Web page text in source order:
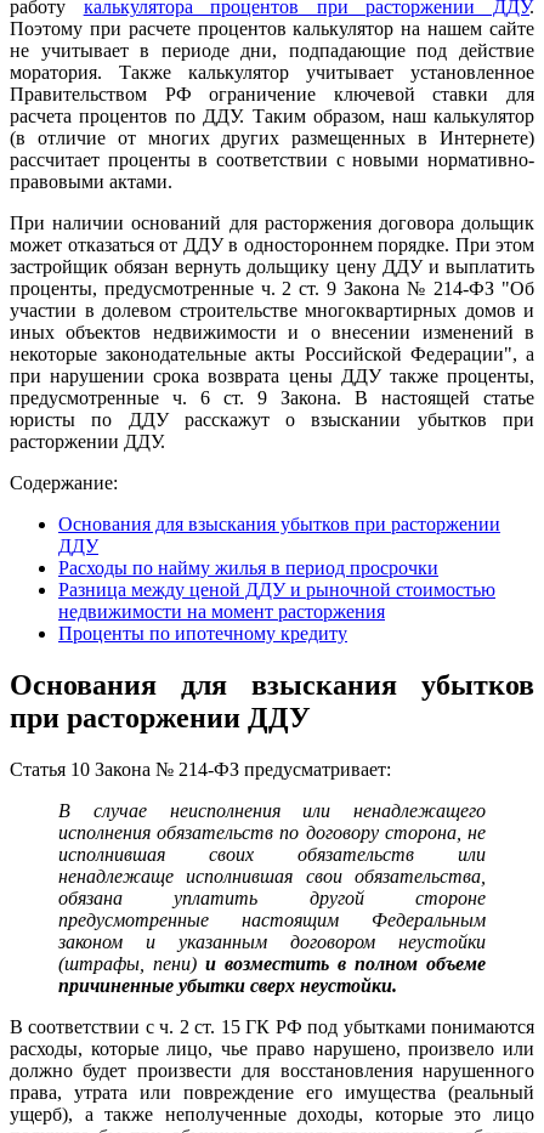
работу калькулятора процентов при расторжении ДДУ.
Поэтому при расчете процентов калькулятор на нашем сайте
не учитывает в периоде дни, подпадающие под действие
моратория. Также калькулятор учитывает установленное
Правительством РФ ограничение ключевой ставки для
расчета процентов по ДДУ. Таким образом, наш калькулятор
(в отличие от многих других размещенных в Интернете)
рассчитает проценты в соответствии с новыми нормативно-
правовыми актами.
При наличии оснований для расторжения договора дольщик
может отказаться от ДДУ в одностороннем порядке. При этом
застройщик обязан вернуть дольщику цену ДДУ и выплатить
проценты, предусмотренные ч. 2 ст. 9 Закона № 214-ФЗ "Об
участии в долевом строительстве многоквартирных домов и
иных объектов недвижимости и о внесении изменений в
некоторые законодательные акты Российской Федерации", а
при нарушении срока возврата цены ДДУ также проценты,
предусмотренные ч. 6 ст. 9 Закона. В настоящей статье
юристы по ДДУ расскажут о взыскании убытков при
расторжении ДДУ.
Содержание:
Основания для взыскания убытков при расторжении
ДДУ
Расходы по найму жилья в период просрочки
Разница между ценой ДДУ и рыночной стоимостью
недвижимости на момент расторжения
Проценты по ипотечному кредиту
Основания для взыскания убытков
при расторжении ДДУ
Статья 10 Закона № 214-ФЗ предусматривает:
В случае неисполнения или ненадлежащего
исполнения обязательств по договору сторона, не
исполнившая своих обязательств или
ненадлежаще исполнившая свои обязательства,
обязана уплатить другой стороне
предусмотренные настоящим Федеральным
законом и указанным договором неустойки
(штрафы, пени) и возместить в полном объеме
причиненные убытки сверх неустойки.
В соответствии с ч. 2 ст. 15 ГК РФ под убытками понимаются
расходы, которые лицо, чье право нарушено, произвело или
должно будет произвести для восстановления нарушенного
права, утрата или повреждение его имущества (реальный
ущерб), а также неполученные доходы, которые это лицо